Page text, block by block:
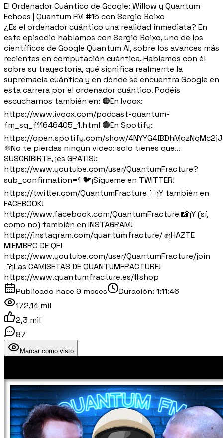
El Ordenador Cuántico de Google: Willow y Quantum
Echoes | Quantum FM #15 con Sergio Boixo
¿Es el ordenador cuántico una realidad inmediata? En
este episodio hablamos con Sergio Boixo, uno de los
científicos de Google Quantum AI, sobre los avances más
recientes en computación cuántica. Hablamos con él
sobre su trayectoria, qué significa realmente la
supremacía cuántica y en dónde se encuentra Google en
esta carrera por el ordenador cuántico. Podéis
escucharnos también en: 🟠En Ivoox:
https://www.ivoox.com/podcast-quantum-
fm_sq_f11646405_1.html 🟢En Spotify:
https://open.spotify.com/show/
⚛️No te pierdas ningún video: solo tienes que...
SUSCRIBIRTE, ¡es GRATIS!:
https://www.youtube.com/user/QuantumFracture?
sub_confirmation=1 🐦¡Sígueme en TWITTER!
https://twitter.com/QuantumFracture 📘¡Y también en
FACEBOOK!
https://www.facebook.com/QuantumFracture 📸¡Y (sí,
como no) también en INSTAGRAM!
https://instagram.com/quantumfracture/ ✊¡HAZTE
MIEMBRO DE QF!
https://www.youtube.com/user/QuantumFracture/join
👕¡Las CAMISETAS DE QUANTUMFRACTURE!
https://www.quantumfracture.es/#shop
Publicado hace 9 meses Duración: 1:11:46
172,14 mil
2,3 mil
87
Marcar como visto